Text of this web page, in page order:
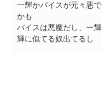
一輝かバイスが元々悪
かも
バイスは悪魔だし、一
輝に似てる奴出てるし